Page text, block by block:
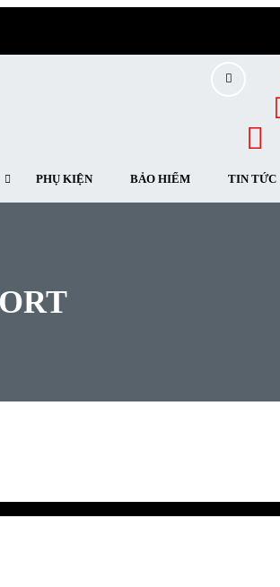
PHỤ KIỆN BẢO HIỂM TIN TỨC